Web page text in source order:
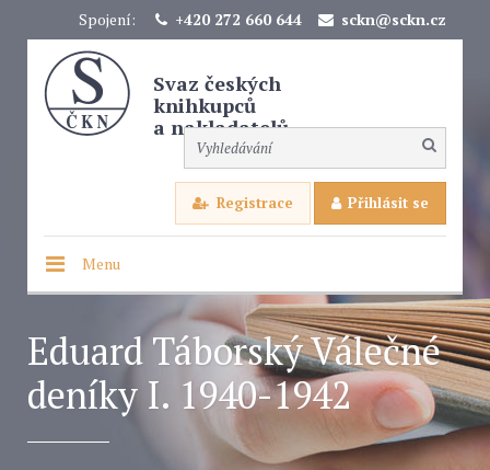
Spojení: +420 272 660 644 sckn@sckn.cz
Svaz českých
knihkupců
a nakladatelů
Registrace Přihlásit se
Menu
Eduard Táborský Válečné
deníky I. 1940-1942